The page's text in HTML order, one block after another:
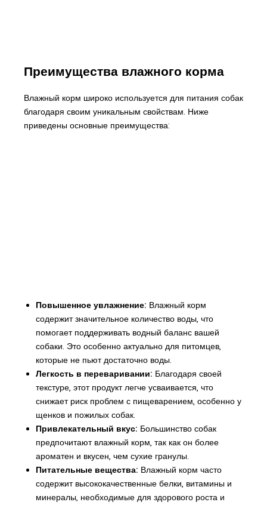
Преимущества влажного корма
Влажный корм широко используется для питания собак
благодаря своим уникальным свойствам. Ниже
приведены основные преимущества:
Повышенное увлажнение: Влажный корм
содержит значительное количество воды, что
помогает поддерживать водный баланс вашей
собаки. Это особенно актуально для питомцев,
которые не пьют достаточно воды.
Легкость в переваривании: Благодаря своей
текстуре, этот продукт легче усваивается, что
снижает риск проблем с пищеварением, особенно у
щенков и пожилых собак.
Привлекательный вкус: Большинство собак
предпочитают влажный корм, так как он более
ароматен и вкусен, чем сухие гранулы.
Питательные вещества: Влажный корм часто
содержит высококачественные белки, витамины и
минералы, необходимые для здорового роста и